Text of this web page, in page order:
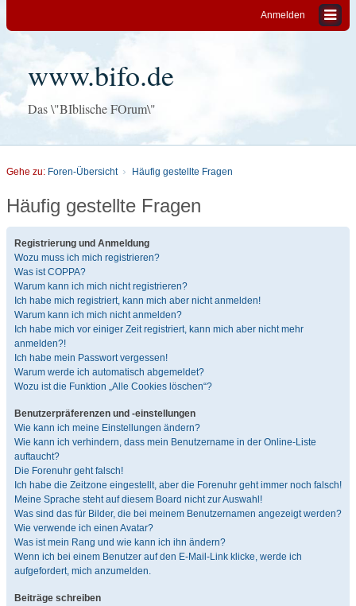
Anmelden
www.bifo.de
Das \"BIblische FOrum\"
Gehe zu: Foren-Übersicht Häufig gestellte Fragen
Häufig gestellte Fragen
Registrierung und Anmeldung
Wozu muss ich mich registrieren?
Was ist COPPA?
Warum kann ich mich nicht registrieren?
Ich habe mich registriert, kann mich aber nicht anmelden!
Warum kann ich mich nicht anmelden?
Ich habe mich vor einiger Zeit registriert, kann mich aber nicht mehr
anmelden?!
Ich habe mein Passwort vergessen!
Warum werde ich automatisch abgemeldet?
Wozu ist die Funktion „Alle Cookies löschen“?
Benutzerpräferenzen und -einstellungen
Wie kann ich meine Einstellungen ändern?
Wie kann ich verhindern, dass mein Benutzername in der Online-Liste
auftaucht?
Die Forenuhr geht falsch!
Ich habe die Zeitzone eingestellt, aber die Forenuhr geht immer noch falsch!
Meine Sprache steht auf diesem Board nicht zur Auswahl!
Was sind das für Bilder, die bei meinem Benutzernamen angezeigt werden?
Wie verwende ich einen Avatar?
Was ist mein Rang und wie kann ich ihn ändern?
Wenn ich bei einem Benutzer auf den E-Mail-Link klicke, werde ich
aufgefordert, mich anzumelden.
Beiträge schreiben